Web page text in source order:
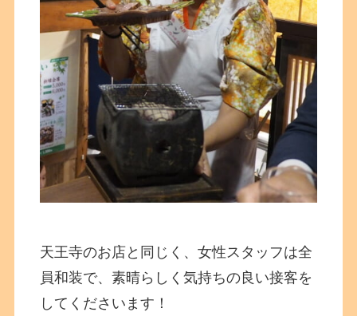
天王寺のお店と同じく、女性スタッフは全
員和装で、素晴らしく気持ちの良い接客を
してくださいます！